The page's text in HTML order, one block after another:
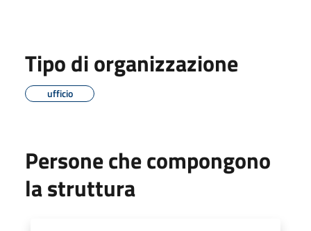
Tipo di organizzazione
ufficio
Persone che compongono
la struttura